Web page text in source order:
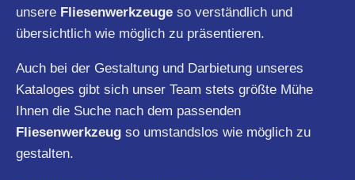
unsere Fliesenwerkzeuge so verständlich und
übersichtlich wie möglich zu präsentieren.
Auch bei der Gestaltung und Darbietung unseres
Kataloges gibt sich unser Team stets größte Mühe
Ihnen die Suche nach dem passenden
Fliesenwerkzeug so umstandslos wie möglich zu
gestalten.